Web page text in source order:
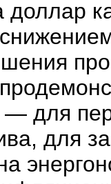
доллар
для
для